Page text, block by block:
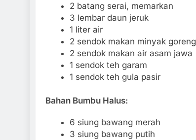
2 batang serai, memarkan
3 lembar daun jeruk
1 liter air
2 sendok makan minyak goreng
2 sendok makan air asam jawa
1 sendok teh garam
1 sendok teh gula pasir
Bahan Bumbu Halus:
6 siung bawang merah
3 siung bawang putih